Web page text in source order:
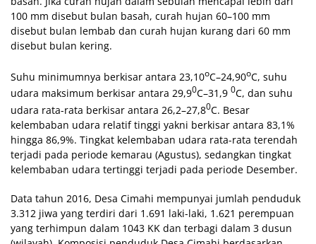
100 mm disebut bulan basah, curah hujan 60–100 mm
disebut bulan lembab dan curah hujan kurang dari 60 mm
disebut bulan kering.
Suhu minimumnya berkisar antara 23,10oC–24,90oC, suhu
udara maksimum berkisar antara 29,90C–31,9 0C, dan suhu
udara rata-rata berkisar antara 26,2–27,80C. Besar
kelembaban udara relatif tinggi yakni berkisar antara 83,1%
hingga 86,9%. Tingkat kelembaban udara rata-rata terendah
terjadi pada periode kemarau (Agustus), sedangkan tingkat
kelembaban udara tertinggi terjadi pada periode Desember.
Data tahun 2016, Desa Cimahi mempunyai jumlah penduduk
3.312 jiwa yang terdiri dari 1.691 laki-laki, 1.621 perempuan
yang terhimpun dalam 1043 KK dan terbagi dalam 3 dusun